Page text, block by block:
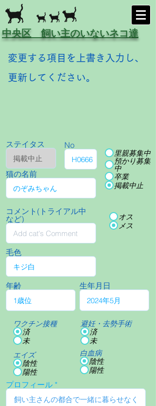
中央区 飼い主のいないネコ達
変更する項目を上書き入力し、
更新してください。
ステイタス No
猫の名前
里親募集中
預かり募集
中
卒業
掲載中止
コメント(トライアル中
など)
オス
メス
毛色
年齢
ワクチン接種
済
未
エイズ
陰性
陽性
生年月日
避妊・去勢手術
済
未
白血病
陰性
陽性
プロフィール